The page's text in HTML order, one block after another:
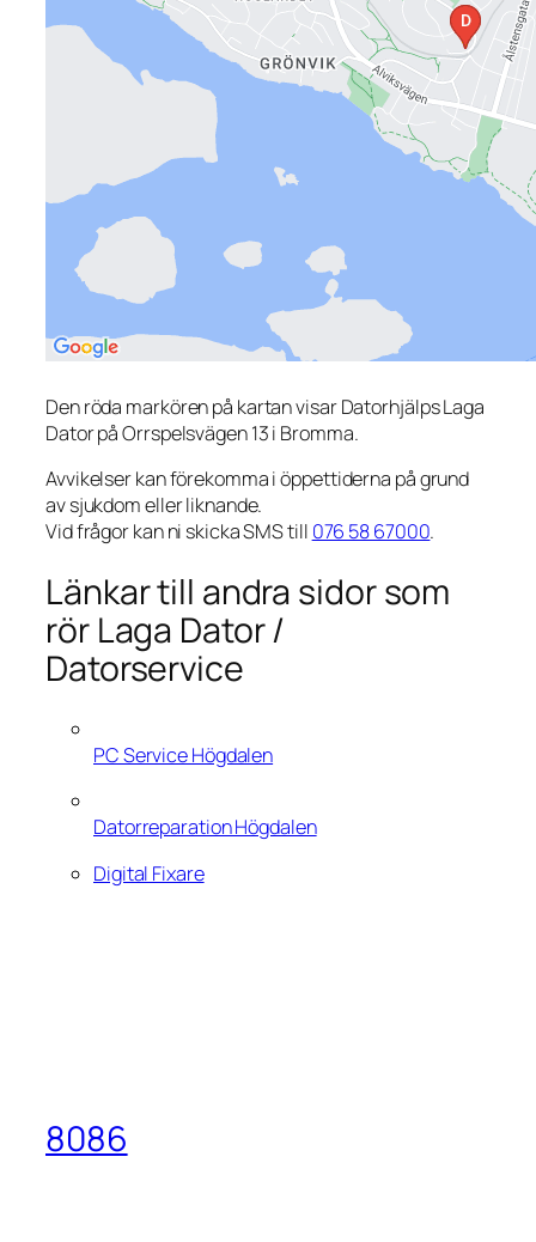
Den röda markören på kartan visar Datorhjälps Laga
Dator på Orrspelsvägen 13 i Bromma.
Avvikelser kan förekomma i öppettiderna på grund
av sjukdom eller liknande.
Vid frågor kan ni skicka SMS till 076 58 67000.
Länkar till andra sidor som
rör Laga Dator /
Datorservice
PC Service Högdalen
Datorreparation Högdalen
Digital Fixare
8086